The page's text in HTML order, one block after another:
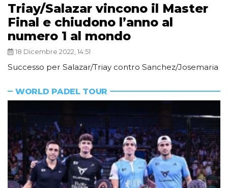
Triay/Salazar vincono il Master
Final e chiudono l’anno al
numero 1 al mondo
18 Dicembre 2022, 14:51
Successo per Salazar/Triay contro Sanchez/Josemaria
WORLD PADEL TOUR